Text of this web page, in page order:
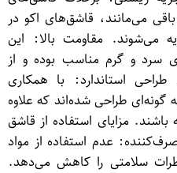
می‌مانند، قاشق‌های اکو در
طی ۶ ماه تجزیه می‌شوند. مقاومت بالا: این
سرد و گرم مناسب بوده و از
استاندارد: با همکاری
گونه‌ای طراحی شده‌اند که علاوه
باشند. مزایای استفاده از قاشق
عدم استفاده از مواد
سلامتی را کاهش می‌دهد.